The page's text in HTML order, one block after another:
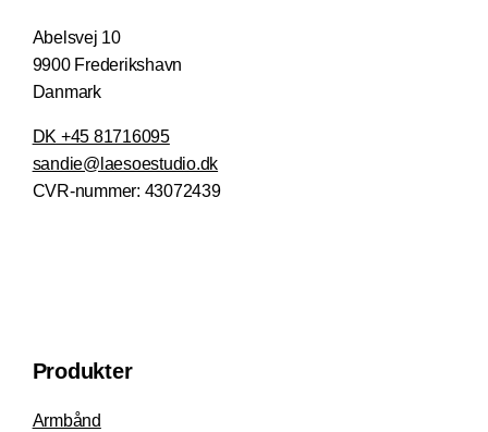
Abelsvej 10
9900 Frederikshavn
Danmark
DK +45 81716095
sandie@laesoestudio.dk
CVR-nummer: 43072439
Produkter
Armbånd